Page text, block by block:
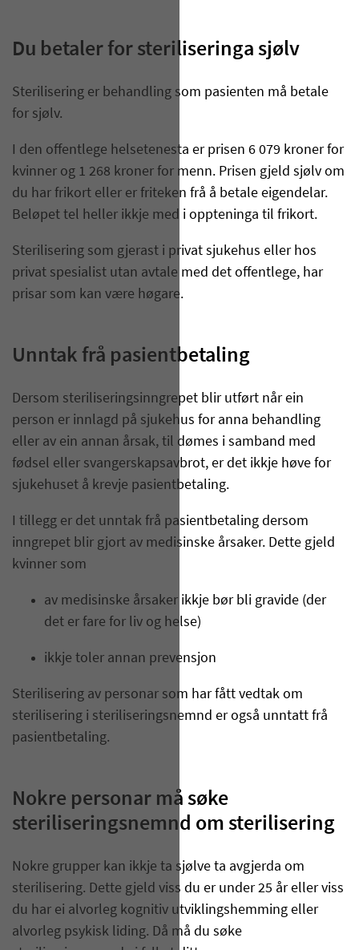
Du betaler for steriliseringa sjølv
Sterilisering er behandling som pasienten må betale
for sjølv.
I den offentlege helsetenesta er prisen 6 079 kroner for
kvinner og 1 268 kroner for menn. Prisen gjeld sjølv om
du har frikort eller er friteken frå å betale eigendelar.
Beløpet tel heller ikkje med i oppteninga til frikort.
Sterilisering som gjerast i privat sjukehus eller hos
privat spesialist utan avtale med det offentlege, har
prisar som kan være høgare.
Unntak frå pasientbetaling
Dersom steriliseringsinngrepet blir utført når ein
person er innlagd på sjukehus for anna behandling
eller av ein annan årsak, til dømes i samband med
fødsel eller svangerskapsavbrot, er det ikkje høve for
sjukehuset å krevje pasientbetaling.
I tillegg er det unntak frå pasientbetaling dersom
inngrepet blir gjort av medisinske årsaker. Dette gjeld
kvinner som
av medisinske årsaker ikkje bør bli gravide (der
det er fare for liv og helse)
ikkje toler annan prevensjon
Sterilisering av personar som har fått vedtak om
sterilisering i steriliseringsnemnd er også unntatt frå
pasientbetaling.
Nokre personar må søke
steriliseringsnemnd om sterilisering
Nokre grupper kan ikkje ta sjølve ta avgjerda om
sterilisering. Dette gjeld viss du er under 25 år eller viss
du har ei alvorleg kognitiv utviklingshemming eller
alvorleg psykisk liding. Då må du søke